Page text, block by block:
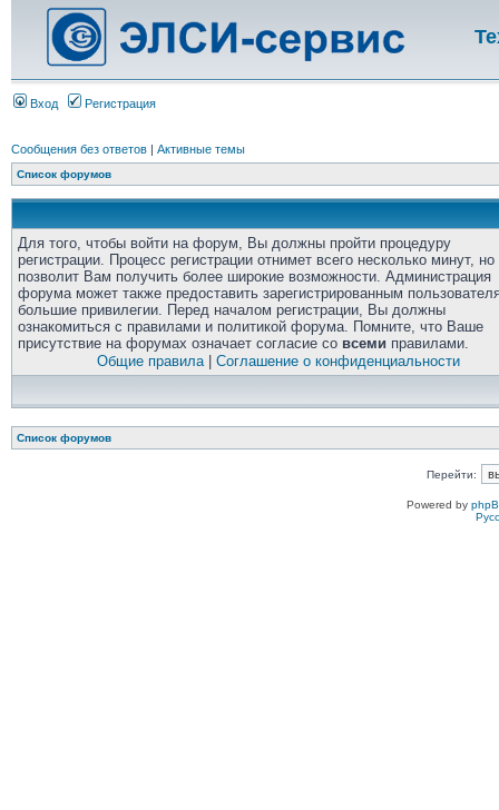
Вход Регистрация
Сообщения без ответов | Активные темы
Список форумов
Для того, чтобы войти на форум, Вы должны пройти процедуру
регистрации. Процесс регистрации отнимет всего несколько минут, но
позволит Вам получить более широкие возможности. Администрация
форума может также предоставить зарегистрированным
большие привилегии. Перед началом регистрации, Вы должны
ознакомиться с правилами и политикой форума. Помните, что Ваше
присутствие на форумах означает согласие со всеми правилами.
Общие правила| Соглашение о конфиденциальности
Список форумов
Перейти:
Powered by